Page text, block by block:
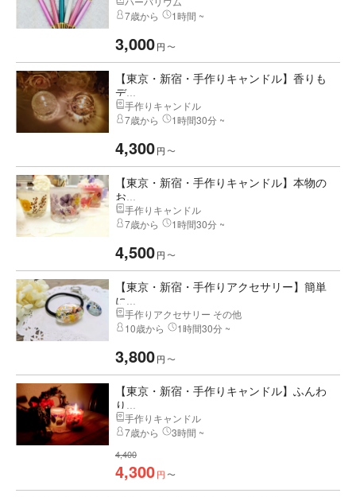
7歳から
1時間 ~
3,000円 〜
【東京・新宿・手作りキャンドル】香りも
デ...
手作りキャンドル
7歳から
1時間30分 ~
4,300円 〜
【東京・新宿・手作りキャンドル】本物の
お...
手作りキャンドル
7歳から
1時間30分 ~
4,500円 〜
【東京・新宿・手作りアクセサリー】簡単
に...
手作りアクセサリー その他
10歳から
1時間30分 ~
3,800円 〜
【東京・新宿・手作りキャンドル】ふんわ
り...
手作りキャンドル
7歳から
3時間 ~
4,400
4,300円 〜